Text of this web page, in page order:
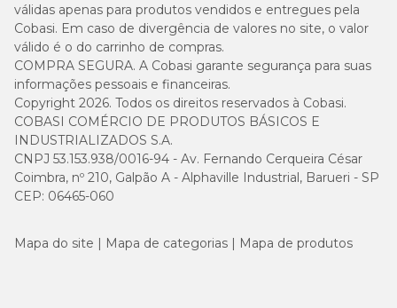
válidas apenas para produtos vendidos e entregues pela
Cobasi. Em caso de divergência de valores no site, o valor
válido é o do carrinho de compras.
COMPRA SEGURA. A Cobasi garante segurança para suas
informações pessoais e financeiras.
Copyright 2026. Todos os direitos reservados à Cobasi.
COBASI COMÉRCIO DE PRODUTOS BÁSICOS E
INDUSTRIALIZADOS S.A.
CNPJ 53.153.938/0016-94 - Av. Fernando Cerqueira César
Coimbra, nº 210, Galpão A - Alphaville Industrial, Barueri - SP
CEP: 06465-060
Mapa do site Mapa de categorias Mapa de produtos